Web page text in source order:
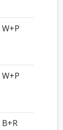
W+P
W+P
B+R